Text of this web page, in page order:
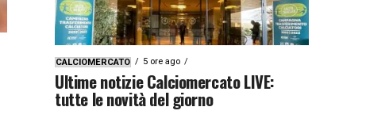
CALCIOMERCATO 5 ore ago
Ultime notizie Calciomercato LIVE:
tutte le novità del giorno